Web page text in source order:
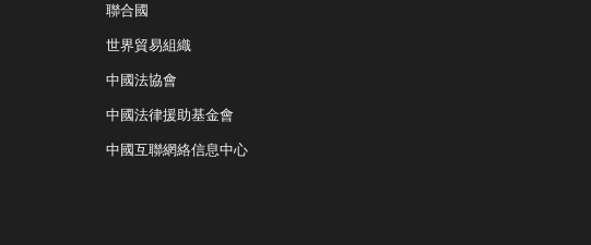
聯合國
世界貿易組織
中國法協會
中國法律援助基金會
中國互聯網絡信息中心